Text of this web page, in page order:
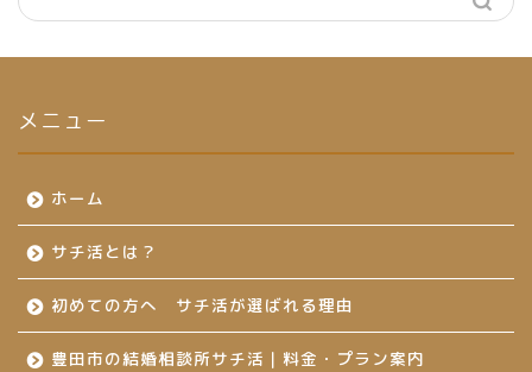
メニュー
ホーム
サチ活とは？
初めての方へ サチ活が選ばれる理由
豊田市の結婚相談所サチ活｜料金・プラン案内